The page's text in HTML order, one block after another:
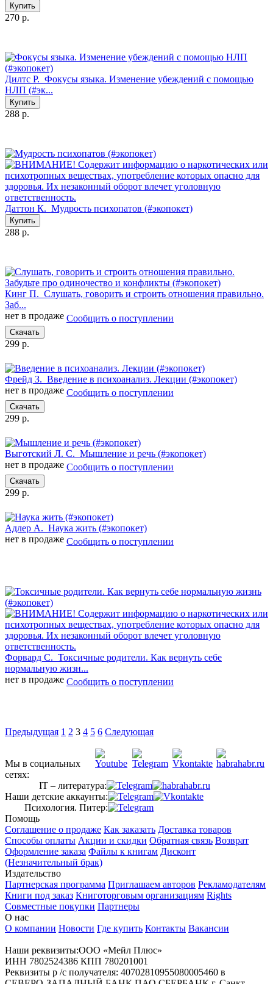
Купить
270 р.
Дилтс Р. Фокусы языка. Изменение убеждений с помощью
НЛП (#эк...
Купить
288 р.
Даттон К. Мудрость психопатов (#экопокет)
Купить
288 р.
Кинг П. Слушать, говорить и строить отношения правильно.
Заб...
нет в продаже Сообщить о поступлении
Скачать
299 р.
Фрейд З. Введение в психоанализ. Лекции (#экопокет)
нет в продаже Сообщить о поступлении
Скачать
299 р.
Выготский Л. С. Мышление и речь (#экопокет)
нет в продаже Сообщить о поступлении
Скачать
299 р.
Адлер А. Наука жить (#экопокет)
нет в продаже Сообщить о поступлении
Форвард С. Токсичные родители. Как вернуть себе
нормальную жизн...
нет в продаже Сообщить о поступлении
Предыдущая 1 2 3 4 5 6 Следующая
Мы в социальных
сетях:
IT – литература:
Наши детские аккаунты:
Психология. Питер:
Помощь
Соглашение о продаже Как заказать Доставка товаров
Способы оплаты Акции и скидки Обратная связь Возврат
Оформление заказа Файлы к книгам Дисконт
(Незначительный брак)
Издательство
Партнерская программа Приглашаем авторов Рекламодателям
Книги под заказ Книготорговым организациям Rights
Совместные покупки Партнеры
О нас
О компании Новости Где купить Контакты Вакансии
Наши реквизиты:ООО «Мейл Плюс»
ИНН 7802524386 КПП 780201001
Реквизиты р /с получателя: 40702810955080005460 в